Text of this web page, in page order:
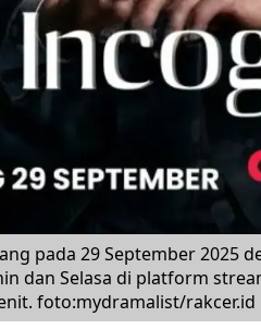
pada 29 September 2025
dan Selasa di platform
foto:mydramalist/rakcer.id